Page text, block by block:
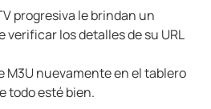
progresiva le brindan un
verificar los detalles de su URL
M3U nuevamente en el tablero
todo esté bien.